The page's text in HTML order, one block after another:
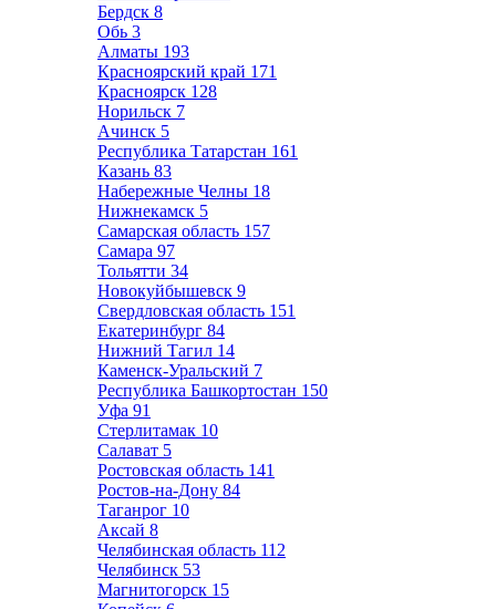
Бердск 8
Обь 3
Алматы 193
Красноярский край 171
Красноярск 128
Норильск 7
Ачинск 5
Республика Татарстан 161
Казань 83
Набережные Челны 18
Нижнекамск 5
Самарская область 157
Самара 97
Тольятти 34
Новокуйбышевск 9
Свердловская область 151
Екатеринбург 84
Нижний Тагил 14
Каменск-Уральский 7
Республика Башкортостан 150
Уфа 91
Стерлитамак 10
Салават 5
Ростовская область 141
Ростов-на-Дону 84
Таганрог 10
Аксай 8
Челябинская область 112
Челябинск 53
Магнитогорск 15